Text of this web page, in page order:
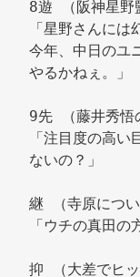
8遊 （阪神星野
「星野さんには
今年、中日のユ
やるかねぇ。」
9先 （藤井秀悟
「注目度の高
ないの？」
継 （寺原につ
「ウチの真田
抑 （大差でヒ